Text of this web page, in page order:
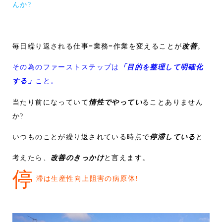
んか?
毎日繰り返される仕事=業務=作業を変えることが改善。
その為のファーストステップは
「目的を整理して明確化
する」 こと。
当たり前になっていて惰性でやっていることありません
か?
いつものことが繰り返されている時点で停滞している と
考えたら、 改善のきっかけと言えます。
停 滞は生産性向上阻害の病原体!